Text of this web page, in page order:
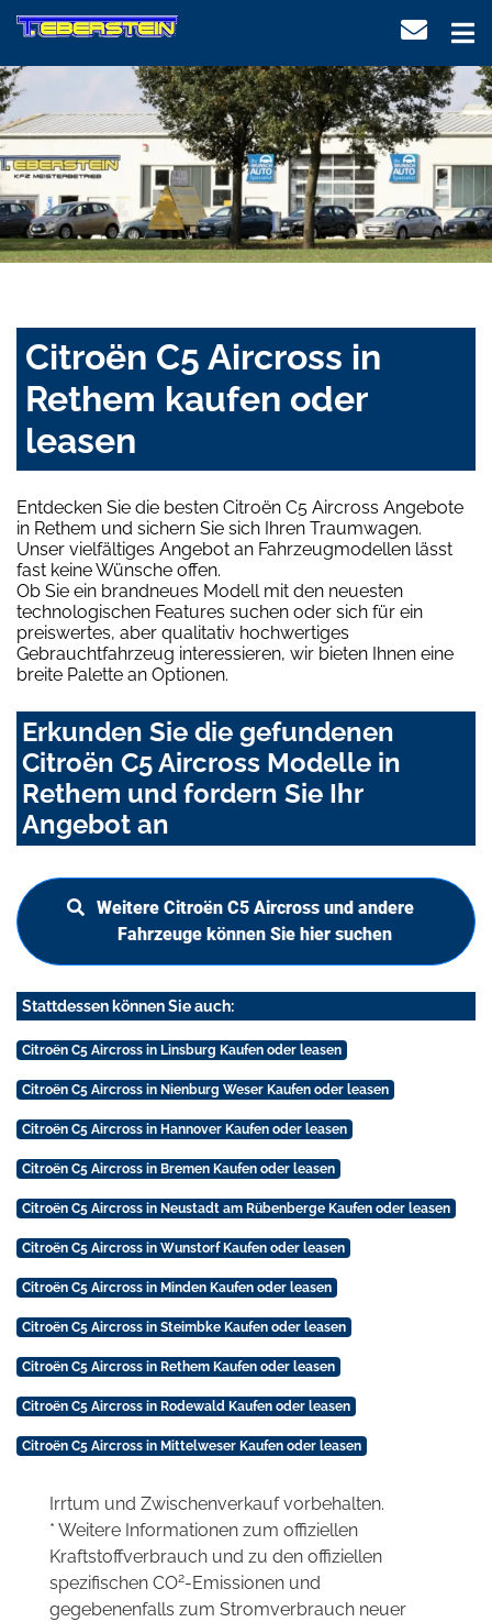
Citroën C5 Aircross in
Rethem kaufen oder
leasen
Entdecken Sie die besten Citroën C5 Aircross Angebote
in Rethem und sichern Sie sich Ihren Traumwagen.
Unser vielfältiges Angebot an Fahrzeugmodellen lässt
fast keine Wünsche offen.
Ob Sie ein brandneues Modell mit den neuesten
technologischen Features suchen oder sich für ein
preiswertes, aber qualitativ hochwertiges
Gebrauchtfahrzeug interessieren, wir bieten Ihnen eine
breite Palette an Optionen.
Erkunden Sie die gefundenen
Citroën C5 Aircross Modelle in
Rethem und fordern Sie Ihr
Angebot an
Weitere Citroën C5 Aircross und andere
Fahrzeuge können Sie hier suchen
Stattdessen können Sie auch:
Citroën C5 Aircross in Linsburg Kaufen oder leasen
Citroën C5 Aircross in Nienburg Weser Kaufen oder leasen
Citroën C5 Aircross in Hannover Kaufen oder leasen
Citroën C5 Aircross in Bremen Kaufen oder leasen
Citroën C5 Aircross in Neustadt am Rübenberge Kaufen oder leasen
Citroën C5 Aircross in Wunstorf Kaufen oder leasen
Citroën C5 Aircross in Minden Kaufen oder leasen
Citroën C5 Aircross in Steimbke Kaufen oder leasen
Citroën C5 Aircross in Rethem Kaufen oder leasen
Citroën C5 Aircross in Rodewald Kaufen oder leasen
Citroën C5 Aircross in Mittelweser Kaufen oder leasen
Irrtum und Zwischenverkauf vorbehalten.
* Weitere Informationen zum offiziellen
Kraftstoffverbrauch und zu den offiziellen
spezifischen CO2-Emissionen und
gegebenenfalls zum Stromverbrauch neuer